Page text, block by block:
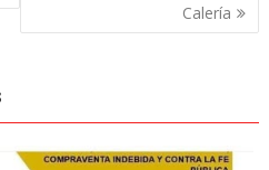
Calería